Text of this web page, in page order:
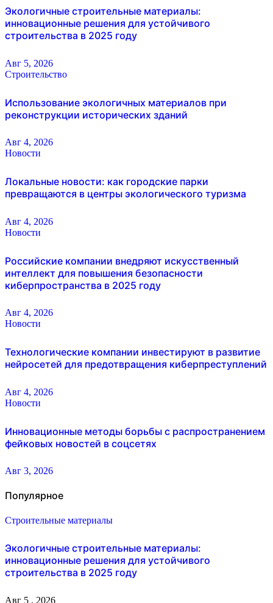
Экологичные строительные материалы:
инновационные решения для устойчивого
строительства в 2025 году
Авг 5, 2026
Строительство
Использование экологичных материалов при
реконструкции исторических зданий
Авг 4, 2026
Новости
Локальные новости: как городские парки
превращаются в центры экологического туризма
Авг 4, 2026
Новости
Российские компании внедряют искусственный
интеллект для повышения безопасности
киберпространства в 2025 году
Авг 4, 2026
Новости
Технологические компании инвестируют в развитие
нейросетей для предотвращения киберпреступлений
Авг 4, 2026
Новости
Инновационные методы борьбы с распространением
фейковых новостей в соцсетях
Авг 3, 2026
Популярное
Строительные материалы
Экологичные строительные материалы:
инновационные решения для устойчивого
строительства в 2025 году
Авг 5 , 2026